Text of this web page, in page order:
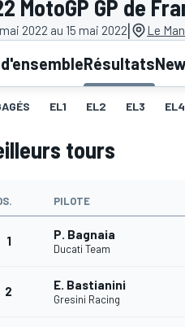
MotoGP GP de
2022 au 15 mai 2022| Le
Résultats
EL1 EL2 EL3 EL4
tours
PILOTE
1 P. Bagnaia
Ducati Team
2 E. Bastianini
Gresini Racing